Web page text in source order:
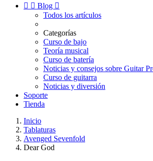
  Blog 
Todos los artículos
Categorías
Curso de bajo
Teoría musical
Curso de batería
Noticias y consejos sobre Guitar
Curso de guitarra
Noticias y diversión
Soporte
Tienda
Inicio
Tablaturas
Avenged Sevenfold
Dear God